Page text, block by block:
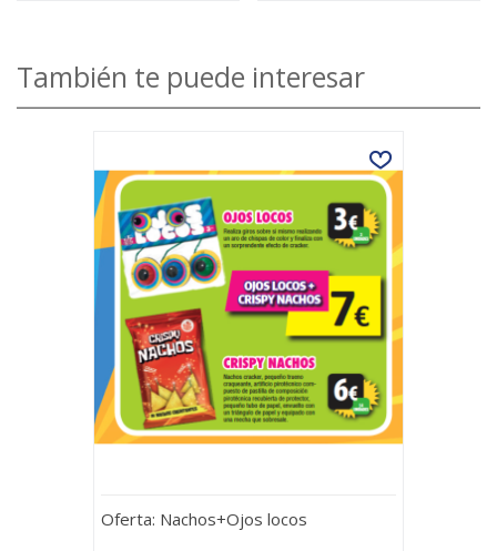
También te puede interesar
Oferta: Nachos+Ojos locos